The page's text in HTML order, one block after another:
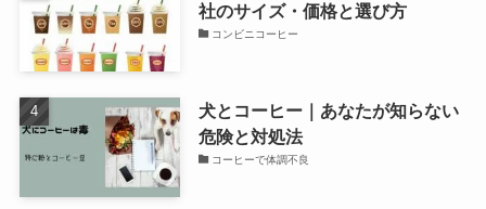
社のサイズ・価格と選び方
コンビニコーヒー
犬とコーヒー｜あなたが知らない
危険と対処法
コーヒーで体調不良